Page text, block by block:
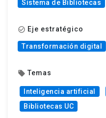
Sistema de Bibliotecas
check_circle_outline Eje estratégico
Transformación digital
local_offer Temas
Inteligencia artificial
Bibliotecas UC